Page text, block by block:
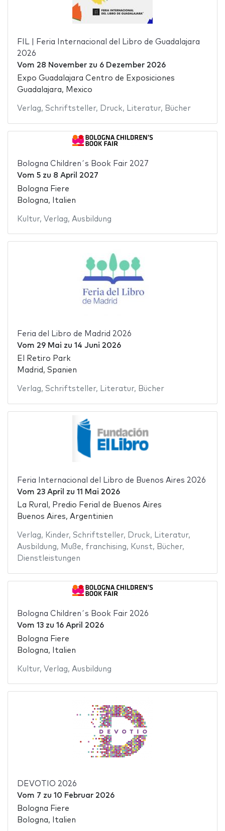
FIL | Feria Internacional del Libro de Guadalajara
2026
Vom 28 Novemberzu 6 Dezember 2026
Expo Guadalajara Centro de Exposiciones
Guadalajara, Mexico
Verlag, Schriftsteller, Druck, Literatur, Bücher
Bologna Children´s Book Fair 2027
Vom 5zu 8 April 2027
Bologna Fiere
Bologna, Italien
Kultur, Verlag, Ausbildung
Feria del Libro de Madrid 2026
Vom 29 Mai zu 14 Juni 2026
El Retiro Park
Madrid, Spanien
Verlag, Schriftsteller, Literatur, Bücher
Feria Internacional del Libro de Buenos Aires 2026
Vom 23 April zu 11 Mai 2026
La Rural, Predio Ferial de Buenos Aires
Buenos Aires, Argentinien
Verlag, Kinder, Schriftsteller, Druck, Literatur,
Ausbildung, Muße, franchising, Kunst, Bücher,
Dienstleistungen
Bologna Children´s Book Fair 2026
Vom 13zu 16 April 2026
Bologna Fiere
Bologna, Italien
Kultur, Verlag, Ausbildung
DEVOTIO 2026
Vom 7 zu 10 Februar 2026
Bologna Fiere
Bologna, Italien